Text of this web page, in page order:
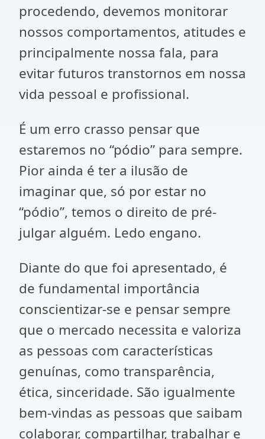
procedendo, devemos monitorar
nossos comportamentos, atitudes e
principalmente nossa fala, para
evitar futuros transtornos em nossa
vida pessoal e profissional.
É um erro crasso pensar que
estaremos no “pódio” para sempre.
Pior ainda é ter a ilusão de
imaginar que, só por estar no
“pódio”, temos o direito de pré-
julgar alguém. Ledo engano.
Diante do que foi apresentado, é
de fundamental importância
conscientizar-se e pensar sempre
que o mercado necessita e valoriza
as pessoas com características
genuínas, como transparência,
ética, sinceridade. São igualmente
bem-vindas as pessoas que saibam
colaborar, compartilhar, trabalhar e